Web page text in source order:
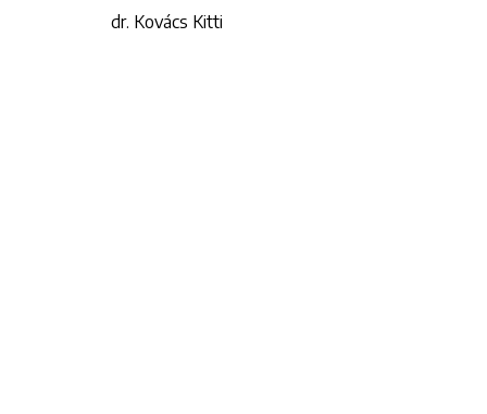
dr. Kovács Kitti